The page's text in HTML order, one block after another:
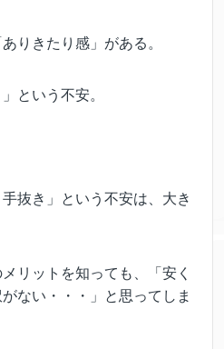
りきたり感」がある。
という不安。
抜き」という不安は、大き
リットを知っても、「安く
ない・・・」と思ってしま